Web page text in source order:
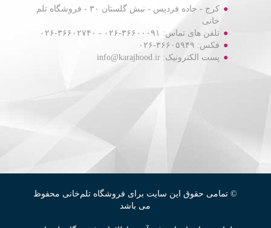
کرج - جاده فردیس - نبش گلستان ۳۰ - فروشگاه تلم
خانی
تلفن های تماس: ۳۶۶۰۰۰۹۱-۰۲۶ - ۳۶۶۰۲۷۴۰-۰۲۶
فکس: ۳۶۶۰۵۹۴۹-۰۲۶
پست الکترونیک: info@karajhood.ir
© تمامی حقوق این سایت برای فروشگاه تلم‌خانی محفوظ
می باشد